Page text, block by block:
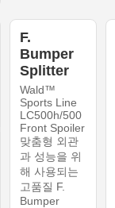
F.
Bumper
Splitter
Wald™
Sports Line
LC500h/500
Front Spoiler
맞춤형 외관
과 성능을 위
해 사용되는
고품질 F.
Bumper